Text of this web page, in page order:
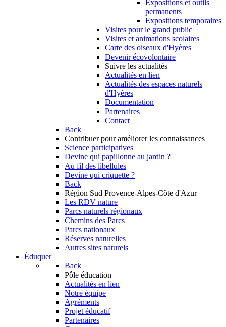
Expositions et outils
permanents
Expositions temporaires
Visites pour le grand public
Visites et animations scolaires
Carte des oiseaux d'Hyères
Devenir écovolontaire
Suivre les actualités
Actualités en lien
Actualités des espaces naturels
d'Hyères
Documentation
Partenaires
Contact
Back
Contribuer pour améliorer les connaissances
Science participatives
Devine qui papillonne au jardin ?
Au fil des libellules
Devine qui criquette ?
Back
Région Sud Provence-Alpes-Côte d'Azur
Les RDV nature
Parcs naturels régionaux
Chemins des Parcs
Parcs nationaux
Réserves naturelles
Autres sites naturels
Éduquer
Back
Pôle éducation
Actualités en lien
Notre équipe
Agréments
Projet éducatif
Partenaires